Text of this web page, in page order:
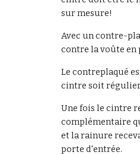
sur mesure!
Avec un contre-
contre la voûte en
Le contreplaqué
cintre soit
Une fois le cintre
complémentaire
et la rainure
porte d'entrée.